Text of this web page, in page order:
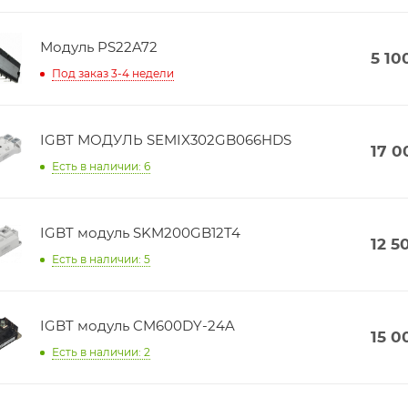
Модуль PS22A72
Под заказ 3-4 недели
5
IGBT МОДУЛЬ SEMIX302GB066HDS
Есть в наличии: 6
17
IGBT модуль SKM200GB12T4
Есть в наличии: 5
12
IGBT модуль CM600DY-24A
Есть в наличии: 2
15